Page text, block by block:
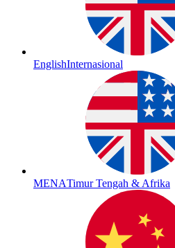
EnglishInternasional
MENATimur Tengah & Afrika